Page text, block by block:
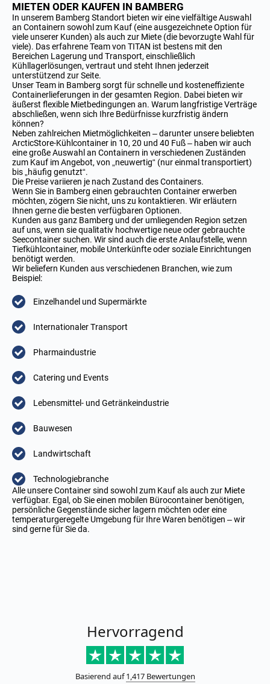
MIETEN ODER KAUFEN IN BAMBERG
In unserem Bamberg Standort bieten wir eine vielfältige Auswahl
an Containern sowohl zum Kauf (eine ausgezeichnete Option für
viele unserer Kunden) als auch zur Miete (die bevorzugte Wahl für
viele). Das erfahrene Team von TITAN ist bestens mit den
Bereichen Lagerung und Transport, einschließlich
Kühllagerlösungen, vertraut und steht Ihnen jederzeit
unterstützend zur Seite.
Unser Team in Bamberg sorgt für schnelle und kosteneffiziente
Containerlieferungen in der gesamten Region. Dabei bieten wir
äußerst flexible Mietbedingungen an. Warum langfristige Verträge
abschließen, wenn sich Ihre Bedürfnisse kurzfristig ändern
können?
Neben zahlreichen Mietmöglichkeiten – darunter unsere beliebten
ArcticStore-Kühlcontainer in 10, 20 und 40 Fuß – haben wir auch
eine große Auswahl an Containern in verschiedenen Zuständen
zum Kauf im Angebot, von „neuwertig“ (nur einmal transportiert)
bis „häufig genutzt“.
Die Preise variieren je nach Zustand des Containers.
Wenn Sie in Bamberg einen gebrauchten Container erwerben
möchten, zögern Sie nicht, uns zu kontaktieren. Wir erläutern
Ihnen gerne die besten verfügbaren Optionen.
Kunden aus ganz Bamberg und der umliegenden Region setzen
auf uns, wenn sie qualitativ hochwertige neue oder gebrauchte
Seecontainer suchen. Wir sind auch die erste Anlaufstelle, wenn
Tiefkühlcontainer, mobile Unterkünfte oder soziale Einrichtungen
benötigt werden.
Wir beliefern Kunden aus verschiedenen Branchen, wie zum
Beispiel:
Einzelhandel und Supermärkte
Internationaler Transport
Pharmaindustrie
Catering und Events
Lebensmittel- und Getränkeindustrie
Bauwesen
Landwirtschaft
Technologiebranche
Alle unsere Container sind sowohl zum Kauf als auch zur Miete
verfügbar. Egal, ob Sie einen mobilen Bürocontainer benötigen,
persönliche Gegenstände sicher lagern möchten oder eine
temperaturgeregelte Umgebung für Ihre Waren benötigen – wir
sind gerne für Sie da.